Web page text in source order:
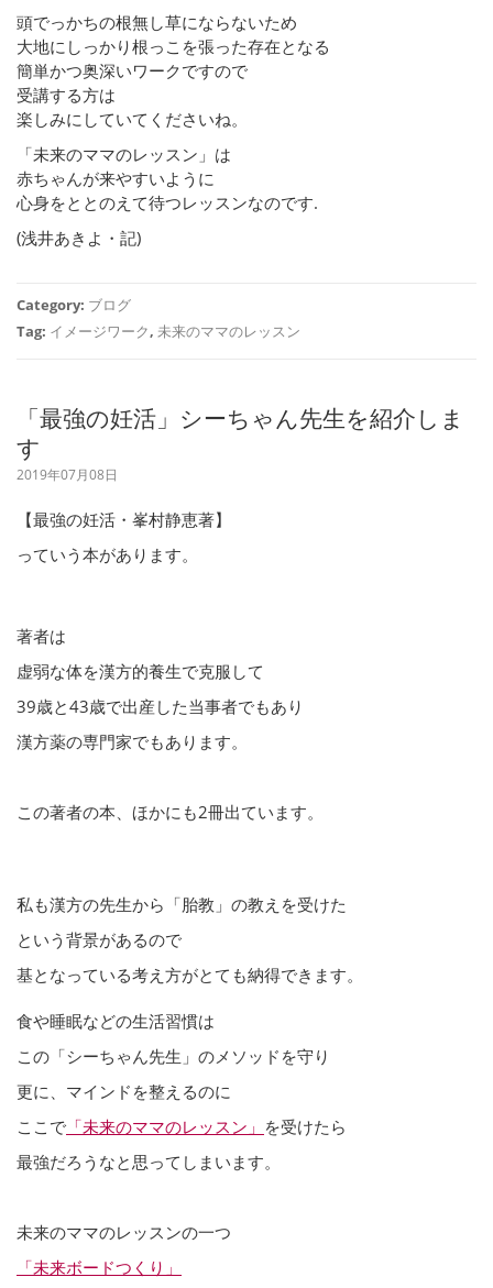
頭でっかちの根無し草にならないため
大地にしっかり根っこを張った存在となる
簡単かつ奥深いワークですので
受講する方は
楽しみにしていてくださいね。
「未来のママのレッスン」は
赤ちゃんが来やすいように
心身をととのえて待つレッスンなのです.
(浅井あきよ・記)
Category: ブログ
Tag: イメージワーク, 未来のママのレッスン
「最強の妊活」シーちゃん先生を紹介しま
す
2019年07月08日
【最強の妊活・峯村静恵著】
っていう本があります。
著者は
虚弱な体を漢方的養生で克服して
39歳と43歳で出産した当事者でもあり
漢方薬の専門家でもあります。
この著者の本、ほかにも2冊出ています。
私も漢方の先生から「胎教」の教えを受けた
という背景があるので
基となっている考え方がとても納得できます。
食や睡眠などの生活習慣は
この「シーちゃん先生」のメソッドを守り
更に、マインドを整えるのに
ここで 「未来のママのレッスン」 を受けたら
最強だろうなと思ってしまいます。
未来のママのレッスンの一つ
「未来ボードつくり」